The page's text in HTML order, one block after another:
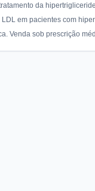
da
em pacientes com
Venda sob prescrição